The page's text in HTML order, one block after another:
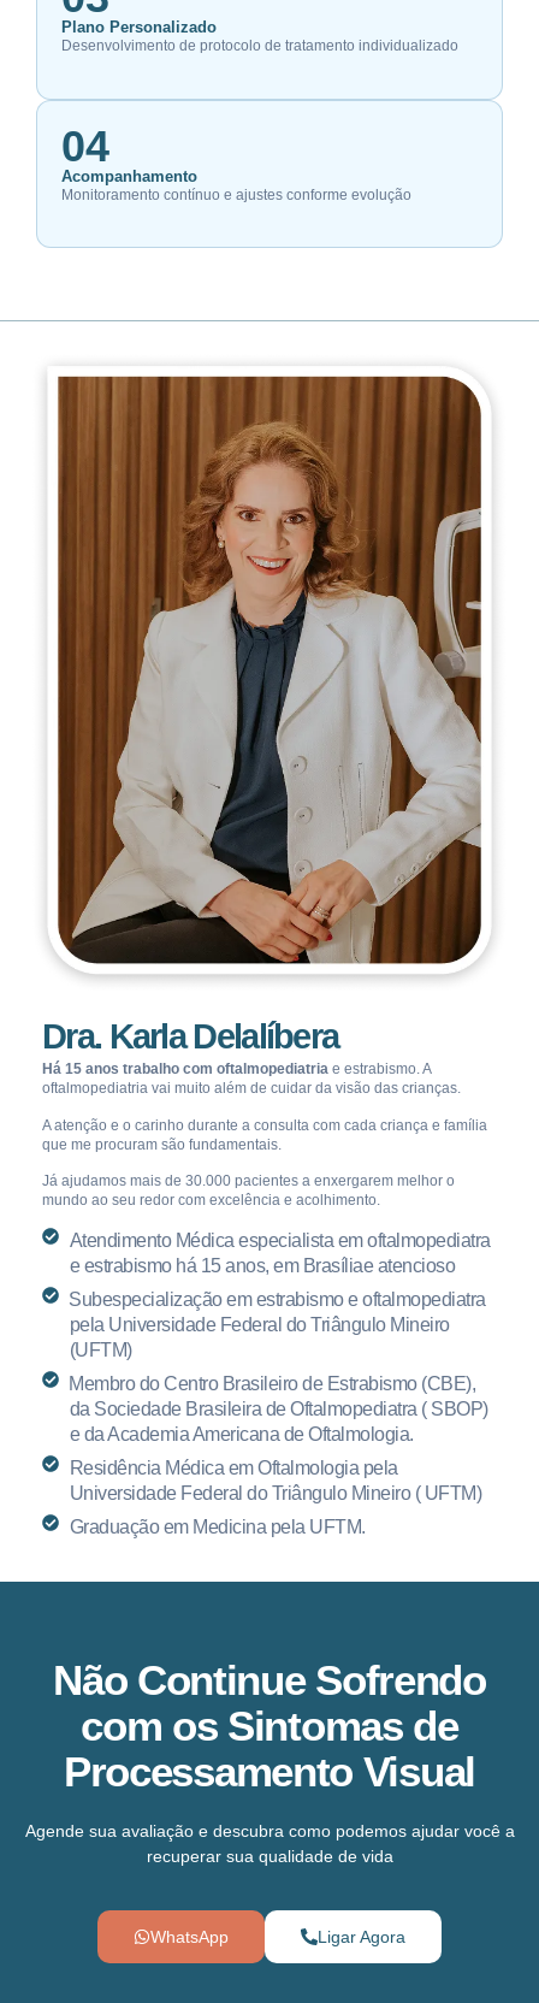
Plano Personalizado
Desenvolvimento de protocolo de tratamento individualizado
04
Acompanhamento
Monitoramento contínuo e ajustes conforme evolução
Dra. Karla Delalíbera
Há 15 anos trabalho com oftalmopediatria e estrabismo. A
oftalmopediatria vai muito além de cuidar da visão das crianças.
A atenção e o carinho durante a consulta com cada criança e família
que me procuram são fundamentais.
Já ajudamos mais de 30.000 pacientes a enxergarem melhor o
mundo ao seu redor com excelência e acolhimento.
Atendimento Médica especialista em oftalmopediatra
e estrabismo há 15 anos, em Brasíliae atencioso
⁠Subespecialização em estrabismo e oftalmopediatra
pela Universidade Federal do Triângulo Mineiro
(UFTM)
⁠Membro do Centro Brasileiro de Estrabismo (CBE),
da Sociedade Brasileira de Oftalmopediatra ( SBOP)
e da Academia Americana de Oftalmologia.
Residência Médica em Oftalmologia pela
Universidade Federal do Triângulo Mineiro ( UFTM)
Graduação em Medicina pela UFTM.
Não Continue Sofrendo
com os Sintomas de
Processamento Visual
Agende sua avaliação e descubra como podemos ajudar você a
recuperar sua qualidade de vida
WhatsApp Ligar Agora